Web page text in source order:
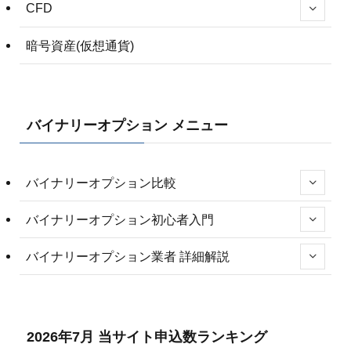
CFD
暗号資産(仮想通貨)
バイナリーオプション メニュー
バイナリーオプション比較
バイナリーオプション初心者入門
バイナリーオプション業者 詳細解説
2026年7月 当サイト申込数ランキング